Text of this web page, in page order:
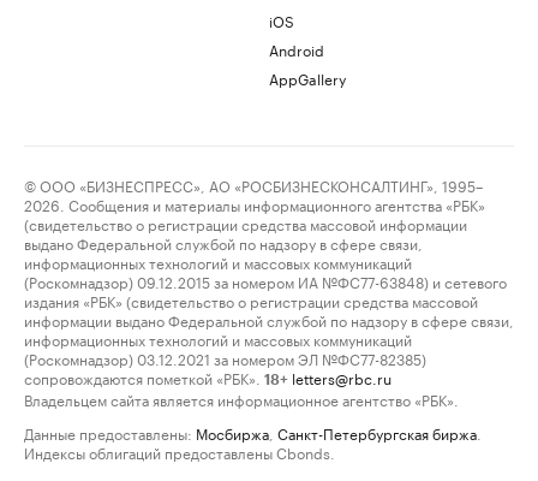
iOS
Android
AppGallery
© ООО «БИЗНЕСПРЕСС», АО «РОСБИЗНЕСКОНСАЛТИНГ», 1995–
2026. Сообщения и материалы информационного агентства «РБК»
(свидетельство о регистрации средства массовой информации
выдано Федеральной службой по надзору в сфере связи,
информационных технологий и массовых коммуникаций
(Роскомнадзор) 09.12.2015 за номером ИА №ФС77-63848) и сетевого
издания «РБК» (свидетельство о регистрации средства массовой
информации выдано Федеральной службой по надзору в сфере связи,
информационных технологий и массовых коммуникаций
(Роскомнадзор) 03.12.2021 за номером ЭЛ №ФС77-82385)
сопровождаются пометкой «РБК».
18+ letters@rbc.ru
Владельцем сайта является информационное агентство «РБК».
Данные предоставлены: Мосбиржа Санкт-Петербургская биржа
Индексы облигаций предоставлены Cbonds.